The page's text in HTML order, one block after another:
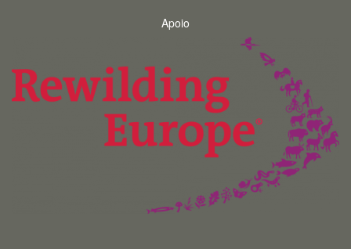
Apoio